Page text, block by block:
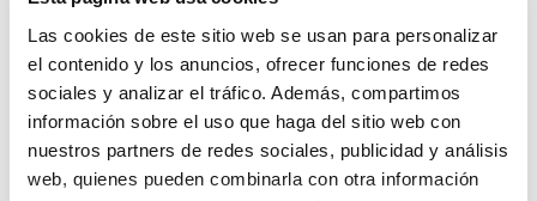
Las cookies de este sitio web se usan para personalizar
el contenido y los anuncios, ofrecer funciones de redes
sociales y analizar el tráfico. Además, compartimos
información sobre el uso que haga del sitio web con
nuestros partners de redes sociales, publicidad y análisis
web, quienes pueden combinarla con otra información
Unitsegún tus características y necesidades.
Aquí tienes un video de la Duotone Sky Start:
Acepta las cookies de preferenciapara ver este contenido